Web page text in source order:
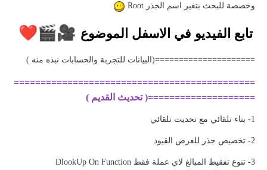
وخصصة للبحث بتغير اسم الجذر Root
تابع الفيديو في الاسفل الموضوع 🎥
🎬
❤️
=====================(البيانات للتجربة والحسابات نبذه منه )
=============================================
====================( تحديث القديم )
1- بناء تلقائي مع تحديث تلقائي
2- تخصيص جذر للعرض القيود
3- تنوع تفقيط المبالغ لاي عملة فقط DlookUp On Function